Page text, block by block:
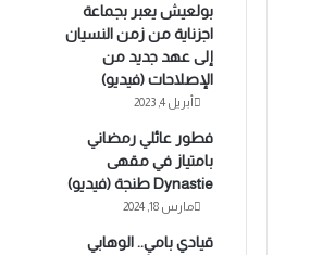
بولعيش يعبر بجماعة
اجزناية من زمن النسيان
إلى عهد جديد من
الإصلاحات (فيديو)
أبريل 4, 2023
فطور عائلي رمضاني
بامتياز في مقهى
Dynastie طنجة (فيديو)
مارس 18, 2024
قيادي بامي.. الوهابي